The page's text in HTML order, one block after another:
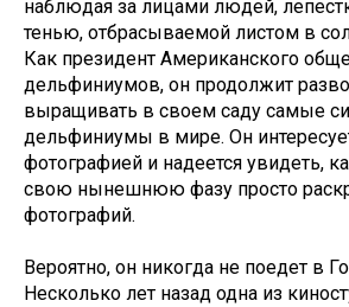
наблюдая за лицами людей,
тенью, отбрасываемой листом в
Как президент Американского
дельфиниумов, он продолжит
выращивать в своем саду самые
дельфиниумы в мире. Он
фотографией и надеется увидеть,
свою нынешнюю фазу просто
фотографий.
Вероятно, он никогда не поедет в
Несколько лет назад одна из